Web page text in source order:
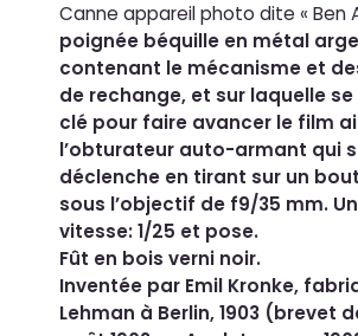
Canne appareil photo dite « Ben
poignée béquille en métal
contenant le mécanisme et
de rechange, et sur laquelle
clé pour faire avancer le film
l’obturateur auto-armant qui
déclenche en tirant sur un
sous l’objectif de f9/35 mm.
vitesse: 1/25 et pose.
Fût en bois verni noir.
Inventée par Emil Kronke,
Lehman à Berlin, 1903 (brevet